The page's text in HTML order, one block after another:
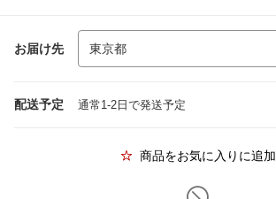
お届け先
配送予定 通常1-2日で発送予定
商品をお気に入りに追加